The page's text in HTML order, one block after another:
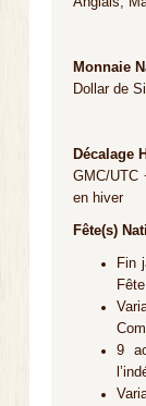
Monnaie
Dollar de
Décalage
GMC/UTC
en hiver
Fête(s)
Fin
9